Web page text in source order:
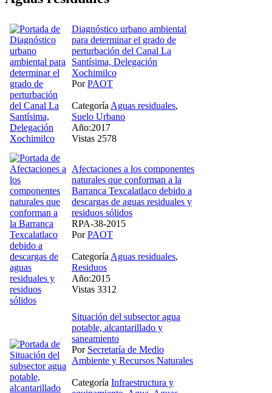
Diagnóstico urbano ambiental
para determinar el grado de
perturbación del Canal La
Santísima, Delegación
Xochimilco
PorPAOT
Categoría Aguas residuales,
Suelo Urbano
Año:2017
Vistas 2578
Afectaciones a los componentes
naturales que conforman a la
Barranca Texcalatlaco debido a
descargas de aguas residuales y
residuos sólidos
RPA-38-2015
PorPAOT
Categoría Aguas residuales,
Residuos
Año:2015
Vistas 3312
Situación del subsector agua
potable, alcantarillado y
saneamiento
Por Secretaría de Medio
Ambiente y Recursos Naturales
Categoría Infraestructura y